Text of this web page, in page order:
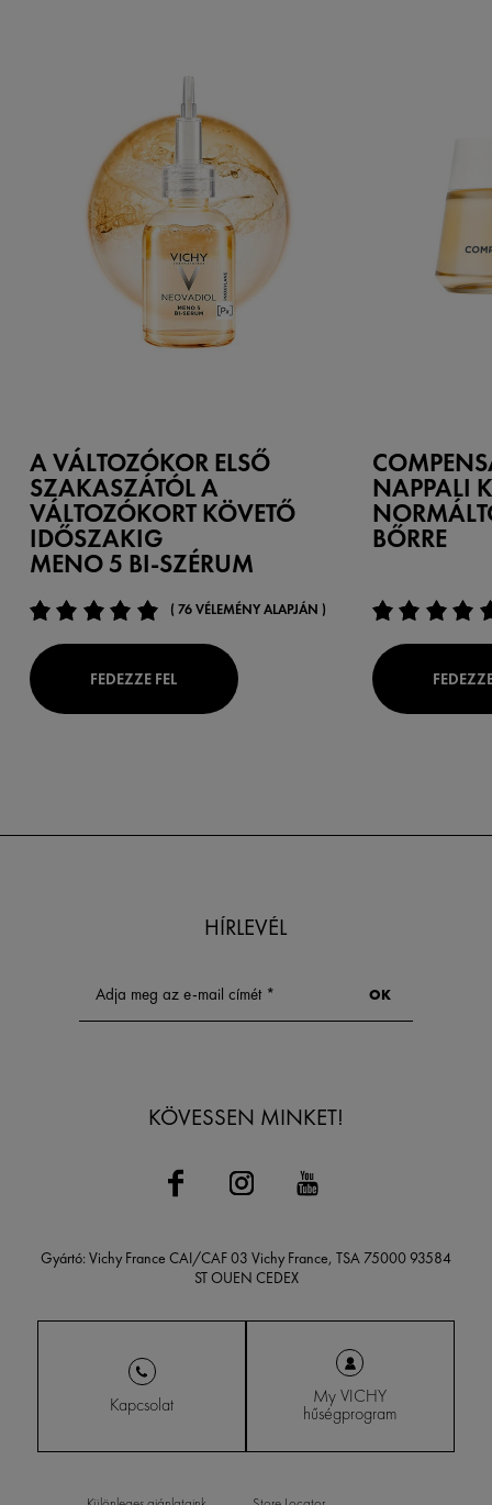
A VÁLTOZÓKOR ELSŐ
SZAKASZÁTÓL A
VÁLTOZÓKORT KÖVETŐ
IDŐSZAKIG
MENO 5 BI-SZÉRUM
( 76 VÉLEMÉNY ALAPJÁN )
FEDEZZE FEL
NAPPALI
BŐRRE
HÍRLEVÉL
KÖVESSEN MINKET!
Gyártó: Vichy France CAI/CAF 03 Vichy France, TSA 75000 93584
ST OUEN CEDEX
Kapcsolat My VICHY
hűségprogram